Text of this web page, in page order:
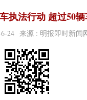
执法行动 超过50
6-24 来源 : 明报即时新闻